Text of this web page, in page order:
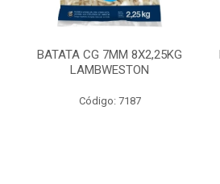
BATATA CG 7MM 8X2,25KG
LAMBWESTON
Código: 7187